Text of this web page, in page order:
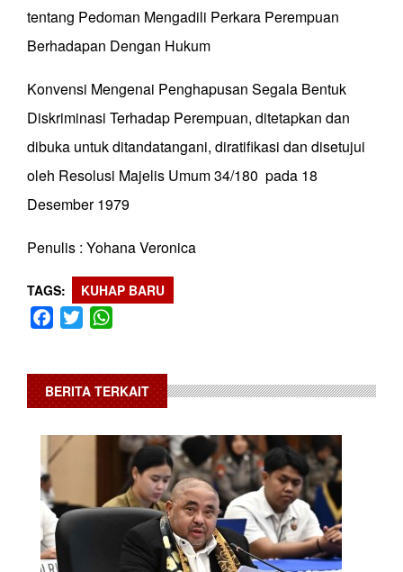
tentang Pedoman Mengadili Perkara Perempuan
Berhadapan Dengan Hukum
Konvensi Mengenai Penghapusan Segala Bentuk
Diskriminasi Terhadap Perempuan, ditetapkan dan
dibuka untuk ditandatangani, diratifikasi dan disetujui
oleh Resolusi Majelis Umum 34/180 pada 18
Desember 1979
Penulis : Yohana Veronica
TAGS KUHAP BARU
Facebook
Twitter
BERITA TERKAIT